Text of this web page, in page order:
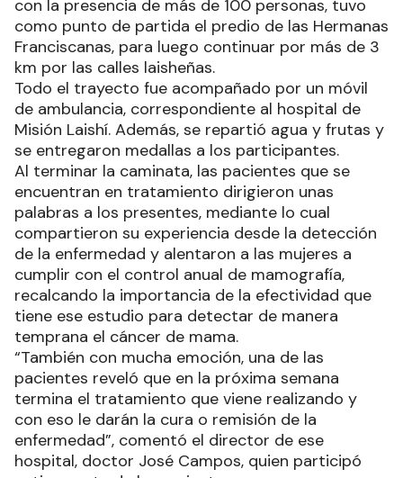
con la presencia de más de 100 personas, tuvo
como punto de partida el predio de las Hermanas
Franciscanas, para luego continuar por más de 3
km por las calles laisheñas.
Todo el trayecto fue acompañado por un móvil
de ambulancia, correspondiente al hospital de
Misión Laishí. Además, se repartió agua y frutas y
se entregaron medallas a los participantes.
Al terminar la caminata, las pacientes que se
encuentran en tratamiento dirigieron unas
palabras a los presentes, mediante lo cual
compartieron su experiencia desde la detección
de la enfermedad y alentaron a las mujeres a
cumplir con el control anual de mamografía,
recalcando la importancia de la efectividad que
tiene ese estudio para detectar de manera
temprana el cáncer de mama.
“También con mucha emoción, una de las
pacientes reveló que en la próxima semana
termina el tratamiento que viene realizando y
con eso le darán la cura o remisión de la
enfermedad”, comentó el director de ese
hospital, doctor José Campos, quien participó